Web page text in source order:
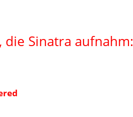
die Sinatra aufnahm: